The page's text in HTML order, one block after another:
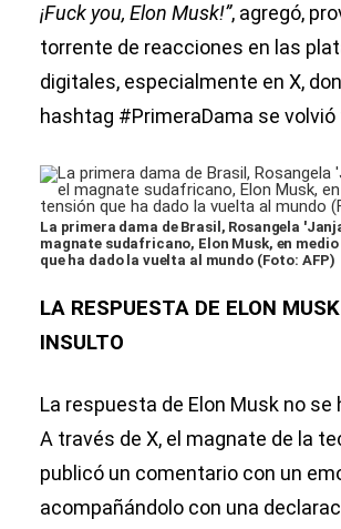
¡Fuck you, Elon Musk!”, agregó,
torrente de reacciones en las
digitales, especialmente en X,
hashtag #PrimeraDama se
La primera dama de Brasil, Rosangela
magnate sudafricano, Elon Musk, en medio
que ha dado la vuelta al mundo (Foto: AFP)
LA RESPUESTA DE ELON
INSULTO
La respuesta de Elon Musk no se
A través de X, el magnate de la
publicó un comentario con un
acompañándolo con una